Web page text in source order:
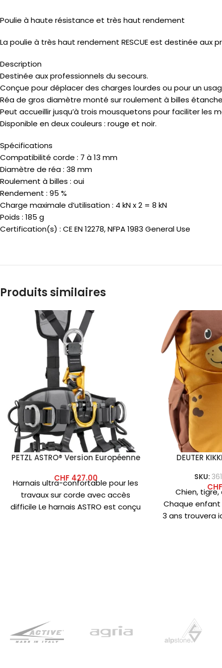
Poulie à haute résistance et très haut rendement
La poulie à très haut rendement RESCUE est destinée aux
Description
Destinée aux professionnels du secours.
Conçue pour déplacer des charges lourdes ou pour un
Réa de gros diamètre monté sur roulement à billes
Peut accueillir jusqu’à trois mousquetons pour faciliter les
Disponible en deux couleurs : rouge et noir.
Spécifications
Compatibilité corde : 7 à 13 mm
Diamètre de réa : 38 mm
Roulement à billes : oui
Rendement : 95 %
Charge maximale d’utilisation : 4 kN x 2 = 8 kN
Poids : 185 g
Certification(s) : CE EN 12278, NFPA 1983 General Use
Produits similaires
PETZL ASTRO® Version Européenne
CHF427.00
Harnais ultra-confortable pour les
travaux sur corde avec accès
difficile Le harnais ASTRO est conçu
DEUTER
SKU:
CHF
Chien,
Chaque
3 ans trouvera